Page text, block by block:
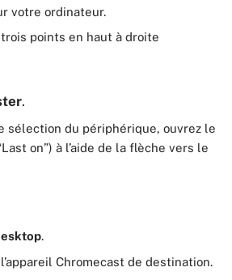
votre ordinateur.
points en haut à droite
.
sélection du périphérique, ouvrez le
on”) à l’aide de la flèche vers le
.
Chromecast de destination.